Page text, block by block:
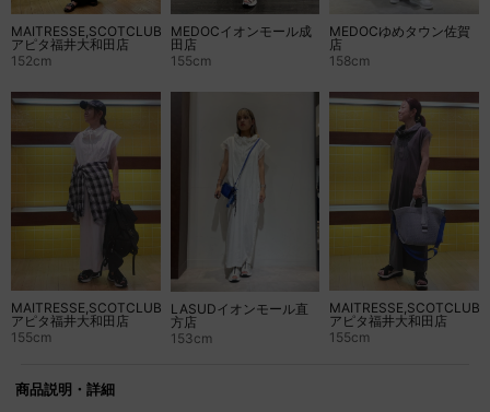
MAITRESSE,SCOTCLUB
アピタ福井大和田店
152cm
MAITRESSE,SCOTCLUB
アピタ福井大和田店
155cm
MEDOCイオンモール成
田店
155cm
LASUDイオンモール直
方店
153cm
MEDOCゆめタウン佐賀
店
158cm
MAITRESSE,SCOTCLUB
アピタ福井大和田店
155cm
商品説明・詳細